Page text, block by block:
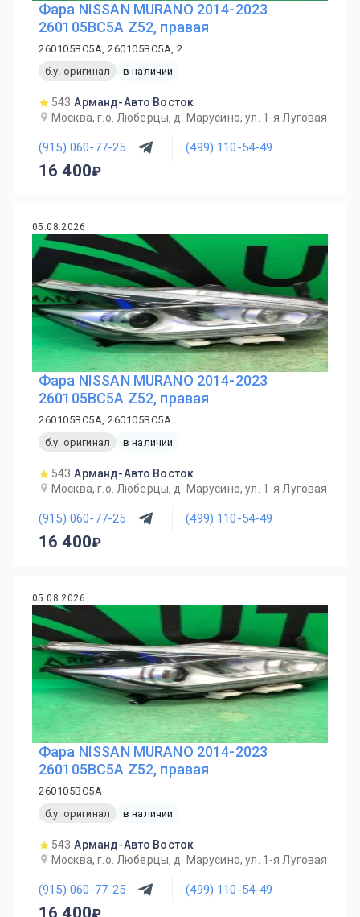
Фара NISSAN MURANO 2014-2023
260105BC5A Z52, правая
260105BC5A, 260105BC5A, 2
б.у. оригинал
в наличии
543 Арманд-Авто Восток
Москва, г.о. Люберцы, д. Марусино, ул. 1-я Луговая
(915) 060-77-25 (499) 110-54-49
16 400
05.08.2026
Фара NISSAN MURANO 2014-2023
260105BC5A Z52, правая
260105BC5A, 260105BC5A
б.у. оригинал
в наличии
543 Арманд-Авто Восток
Москва, г.о. Люберцы, д. Марусино, ул. 1-я Луговая
(915) 060-77-25 (499) 110-54-49
16 400
05.08.2026
Фара NISSAN MURANO 2014-2023
260105BC5A Z52, правая
260105BC5A
б.у. оригинал
в наличии
543 Арманд-Авто Восток
Москва, г.о. Люберцы, д. Марусино, ул. 1-я Луговая
(915) 060-77-25 (499) 110-54-49
16 400